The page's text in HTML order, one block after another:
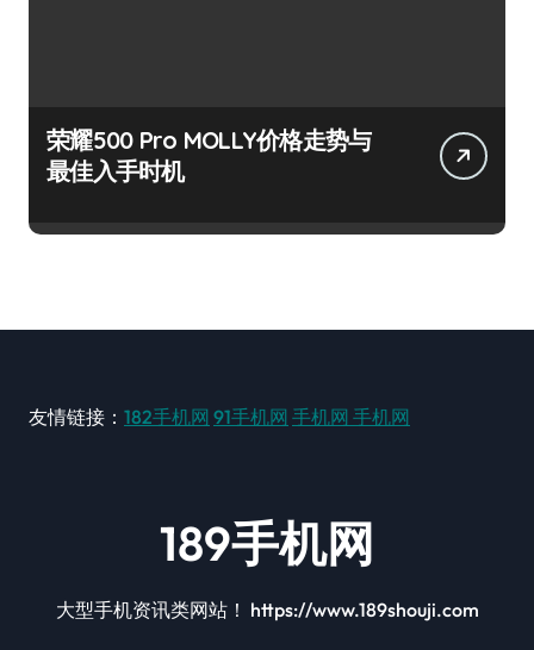
荣耀500 Pro MOLLY价格走势与
最佳入手时机
友情链接： 182手机网 91手机网 手机网 手机网
189手机网
大型手机资讯类网站！ https://www.189shouji.com